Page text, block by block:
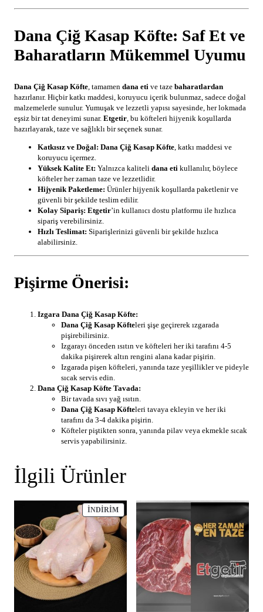
Dana Çiğ Kasap Köfte: Saf Et ve
Baharatların Mükemmel Uyumu
Dana Çiğ Kasap Köfte , tamamen dana eti ve taze baharatlardan
hazırlanır. Hiçbir katkı maddesi, koruyucu içerik bulunmaz, sadece doğal
malzemelerle sunulur. Yumuşak ve lezzetli yapısı sayesinde, her lokmada
eşsiz bir tat deneyimi sunar. Etgetir , bu köfteleri hijyenik koşullarda
hazırlayarak, taze ve sağlıklı bir seçenek sunar.
Katkısız ve Doğal: Dana Çiğ Kasap Köfte , katkı maddesi ve
koruyucu içermez.
Yüksek Kalite Et: Yalnızca kaliteli dana eti kullanılır, böylece
köfteler her zaman taze ve lezzetlidir.
Hijyenik Paketleme: Ürünler hijyenik koşullarda paketlenir ve
güvenli bir şekilde teslim edilir.
Kolay Sipariş: Etgetir’in kullanıcı dostu platformu ile hızlıca
sipariş verebilirsiniz.
Hızlı Teslimat: Siparişlerinizi güvenli bir şekilde hızlıca
alabilirsiniz.
Pişirme Önerisi:
Izgara Dana Çiğ Kasap Köfte:
Dana Çiğ Kasap Köfteleri şişe geçirerek ızgarada
pişirebilirsiniz.
Izgarayı önceden ısıtın ve köfteleri her iki tarafını 4-5
dakika pişirerek altın rengini alana kadar pişirin.
Izgarada pişen köfteleri, yanında taze yeşillikler ve pideyle
sıcak servis edin.
Dana Çiğ Kasap Köfte Tavada:
Bir tavada sıvı yağ ısıtın.
Dana Çiğ Kasap Köfteleri tavaya ekleyin ve her iki
tarafını da 3-4 dakika pişirin.
Köfteler piştikten sonra, yanında pilav veya ekmekle sıcak
servis yapabilirsiniz.
İlgili Ürünler
İNDIRIMİNDIRIMDEKI
ÜRÜN